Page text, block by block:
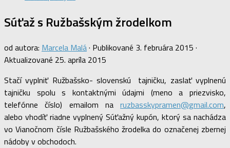
Súťaž s Ružbašským žrodelkom
od autora: Marcela Malá· Publikované 3. februára 2015 ·
Aktualizované 25. apríla 2015
Stačí vyplniť Ružbašsko- slovenskú tajničku, zaslať vyplnenú
tajničku spolu s kontaktnými údajmi (meno a priezvisko,
telefónne číslo) emailom na ruzbasskypramen@gmail.com,
alebo vhodíť riadne vyplnený Súťažný kupón, ktorý sa nachádza
vo Vianočnom čísle Ružbašského žrodelka do označenej zbernej
nádoby v obchodoch.